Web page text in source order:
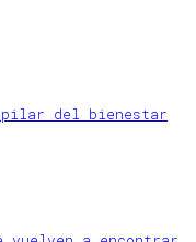
pilar del bienestar